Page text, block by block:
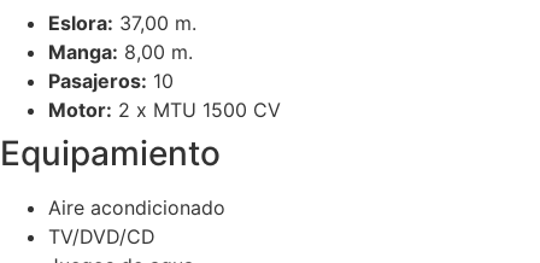
Eslora: 37,00 m.
Manga: 8,00 m.
Pasajeros: 10
Motor: 2 x MTU 1500 CV
Equipamiento
Aire acondicionado
TV/DVD/CD